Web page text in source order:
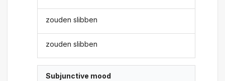
zouden slibben
zouden slibben
Subjunctive mood